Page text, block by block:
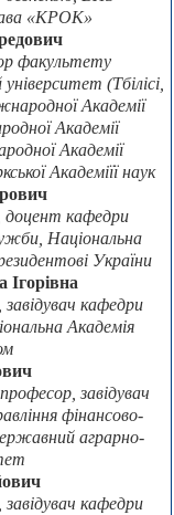
«КРОК»
факультету
(Тбілісі,
Академії
Академії
Академії
Академіїї наук
доцент кафедри
Національна
України
кафедри
Академія
завідувач
фінансово-
аграрно-
кафедри